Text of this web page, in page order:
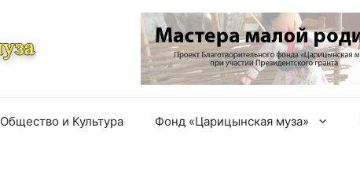
Общество и Культура Фонд «Царицынская муза»